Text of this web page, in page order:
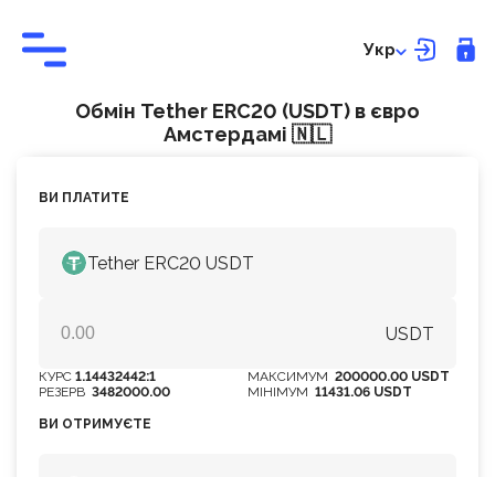
Укр
Обмін Tether ERC20 (USDT) в євро
Амстердамі 🇳🇱
ВИ ПЛАТИТЕ
Tether ERC20 USDT
USDT
РЕЗЕРВ 3482000.00
КУРС 1.14432442:1
МІНІМУМ 11431.06 USDT
МАКСИМУМ 200000.00 USDT
ВИ ОТРИМУЄТЕ